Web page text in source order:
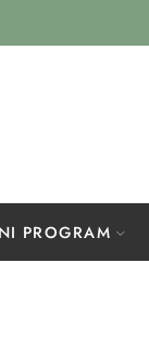
PROGRAM